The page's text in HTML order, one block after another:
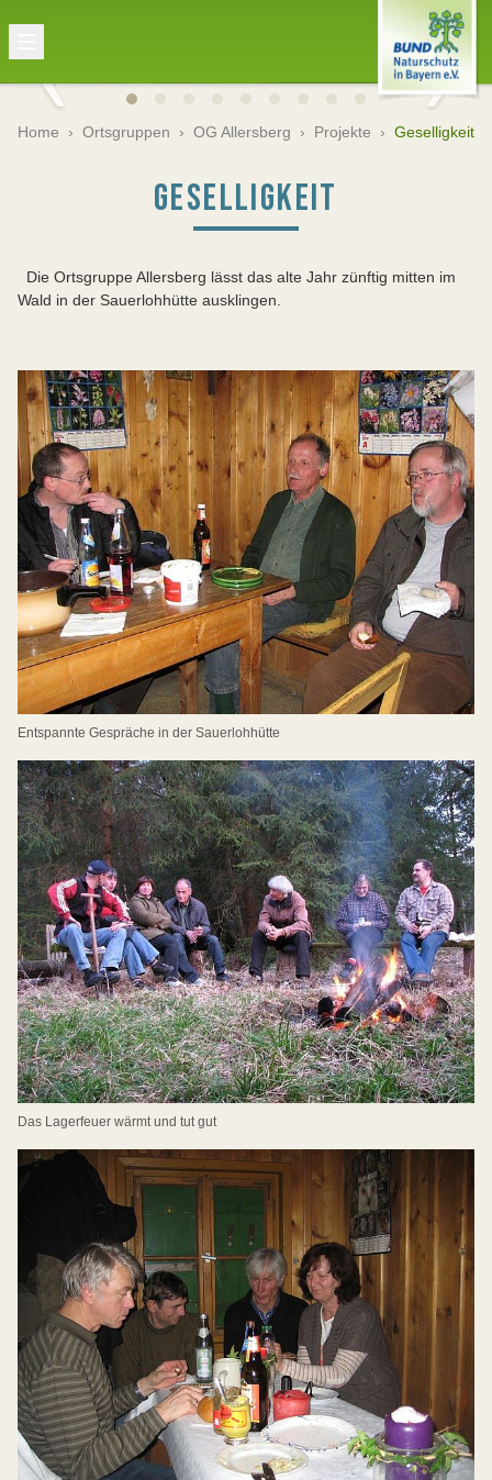
Home › Ortsgruppen › OG Allersberg › Projekte › Geselligkeit
GESELLIGKEIT
Die Ortsgruppe Allersberg lässt das alte Jahr zünftig mitten im
Wald in der Sauerlohhütte ausklingen.
Entspannte Gespräche in der Sauerlohhütte
Das Lagerfeuer wärmt und tut gut